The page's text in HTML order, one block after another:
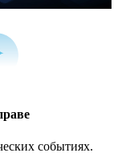
событиях.